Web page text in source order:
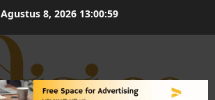
Agustus 8, 2026 13:01:00